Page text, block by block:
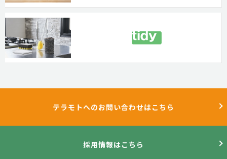
テラモトへのお問い合わせはこちら
採用情報はこちら